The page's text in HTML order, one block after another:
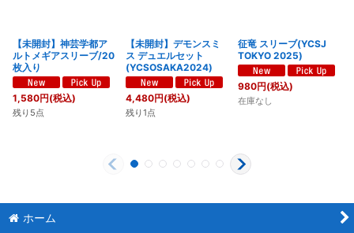
【未開封】神芸学都ア
ルトメギアスリーブ/20
枚入り
1,580円(税込)
残り5点
【未開封】デモンスミ
ス デュエルセット
(YCSOSAKA2024)
4,480円(税込)
残り1点
征竜 スリーブ(YCSJ
TOKYO 2025)
980円(税込)
在庫なし
ホーム